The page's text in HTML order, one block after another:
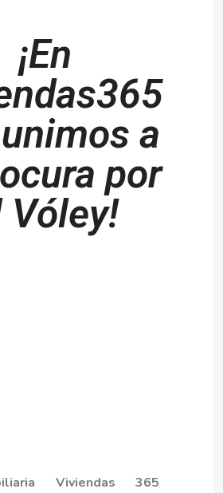
¡En
a
por
Vóley!
Viviendas 365